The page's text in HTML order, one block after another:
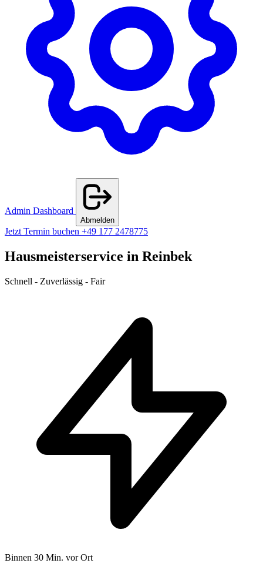
Admin Dashboard
Abmelden
Jetzt Termin buchen +49 177 2478775
Hausmeisterservice in Reinbek
Schnell - Zuverlässig - Fair
Binnen 30 Min. vor Ort